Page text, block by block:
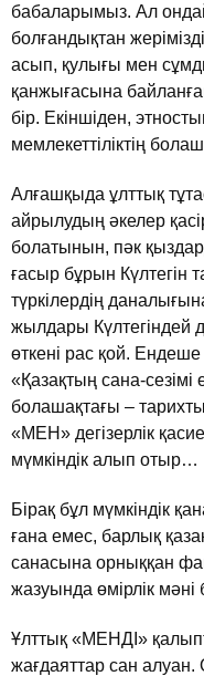
бабаларымыз. Ал
болғандықтан
асып, қулығы мен
қанжығасына
бiр. Екiншiден,
мемлекеттiлiктiң
Алғашқыда ұлттық
айрылудың әкелер
болатынын, пәк
ғасыр бұрын Күлтегiн
түркiлердiң
жылдары Күлтегiндей
өткенi рас қой.
«Қазақтың сана-сезiмi
болашақтағы –
«МЕН» дегiзерлiк
мүмкiндiк алып отыр…
Бiрақ бұл мүмкiндiк
ғана емес, барлық
санасына орныққан
жазуында өмiрлiк
Ұлттық «МЕНДI»
жағдаяттар сан алуан.